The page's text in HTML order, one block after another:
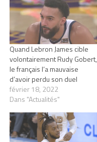
Quand Lebron James cible
volontairement Rudy Gobert,
le français l’a mauvaise
d’avoir perdu son duel
février 18, 2022
Dans "Actualités"